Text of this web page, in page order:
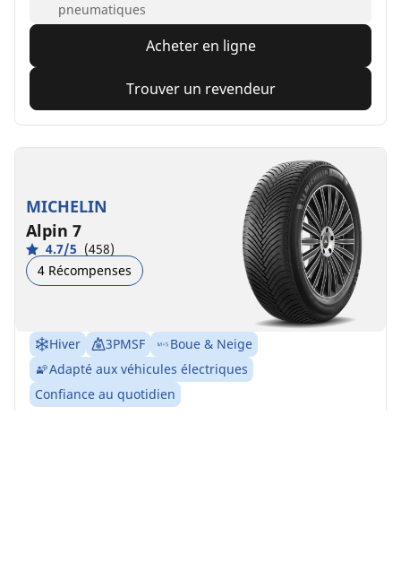
pneumatiques
Acheter en ligne
Trouver un revendeur
MICHELIN
Alpin 7
4.7/5 (458)
4 Récompenses
Hiver 3PMSF
Boue & Neige
Adapté aux véhicules électriques
Confiance au quotidien